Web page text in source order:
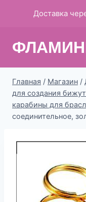
Главная / Магазин /
для создания
карабины для
соединительное,
Доставка